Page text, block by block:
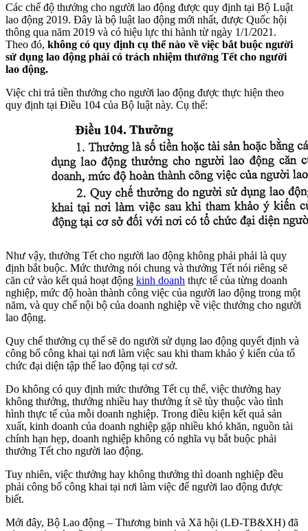
Các chế độ thưởng cho người lao động được quy định tại Bộ Luật
lao động 2019. Đây là bộ luật lao động mới nhất, được Quốc hội
thông qua năm 2019 và có hiệu lực thi hành từ ngày 1/1/2021.
Theo đó, không có quy định cụ thể nào về việc bắt buộc người
sử dụng lao động phải có trách nhiệm thưởng Tết cho người
lao động.
Việc chi trả tiền thưởng cho người lao động được thực hiện theo
quy định tại Điều 104 của Bộ luật này. Cụ thể:
Như vậy, thưởng Tết cho người lao động không phải phải là quy
định bắt buộc. Mức thưởng nói chung và thưởng Tết nói riêng sẽ
căn cứ vào kết quả hoạt động kinh doanh thực tế của từng doanh
nghiệp, mức độ hoàn thành công việc của người lao động trong một
năm, và quy chế nội bộ của doanh nghiệp về việc thưởng cho người
lao động.
Quy chế thưởng cụ thể sẽ do người sử dụng lao động quyết định và
công bố công khai tại nơi làm việc sau khi tham khảo ý kiến của tổ
chức đại diện tập thể lao động tại cơ sở.
Do không có quy định mức thưởng Tết cụ thể, việc thưởng hay
không thưởng, thưởng nhiều hay thưởng ít sẽ tùy thuộc vào tình
hình thực tế của mỗi doanh nghiệp. Trong điều kiện kết quả sản
xuất, kinh doanh của doanh nghiệp gặp nhiều khó khăn, nguồn tài
chính hạn hẹp, doanh nghiệp không có nghĩa vụ bắt buộc phải
thưởng Tết cho người lao động.
Tuy nhiên, việc thưởng hay không thưởng thì doanh nghiệp đều
phải công bố công khai tại nơi làm việc để người lao động được
biết.
Mới đây, Bộ Lao động – Thương binh và Xã hội (LĐ-TB&XH) đã